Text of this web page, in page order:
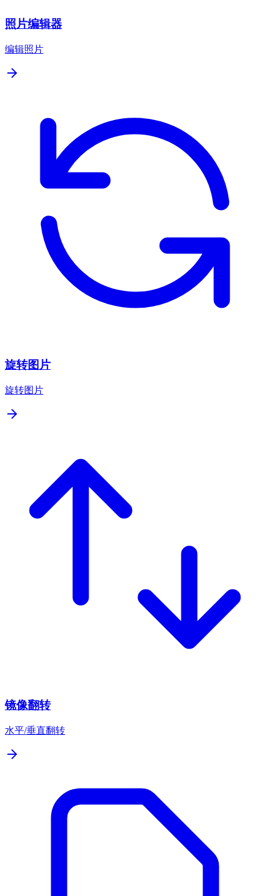
照片编辑器
编辑照片
旋转图片
旋转图片
镜像翻转
水平/垂直翻转